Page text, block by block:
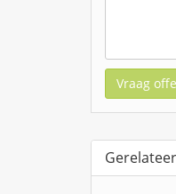
Vraag